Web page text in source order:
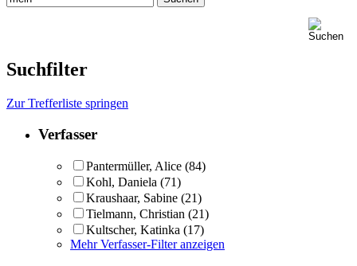
Suchfilter
Zur Trefferliste springen
Verfasser
Pantermüller, Alice (84)
Kohl, Daniela (71)
Kraushaar, Sabine (21)
Tielmann, Christian (21)
Kultscher, Katinka (17)
Mehr Verfasser-Filter anzeigen